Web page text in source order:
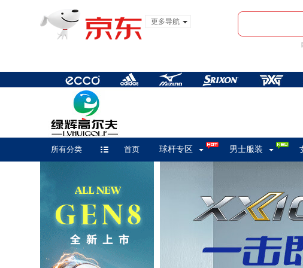
更多导航
首页
所有分类 球杆专区 男士服装